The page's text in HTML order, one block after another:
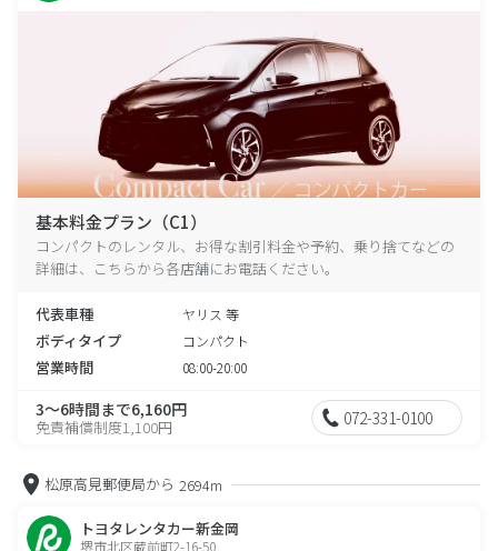
基本料金プラン（C1）
コンパクトのレンタル、お得な割引料金や予約、乗り捨てなどの
詳細は、こちらから各店舗にお電話ください。
代表車種 ヤリス 等
ボディタイプ コンパクト
営業時間 08:00-20:00
3～6時間まで6,160円
免責補償制度1,100円 072-331-0100
松原高見郵便局から 2694m
トヨタレンタカー新金岡
堺市北区蔵前町2-16-50